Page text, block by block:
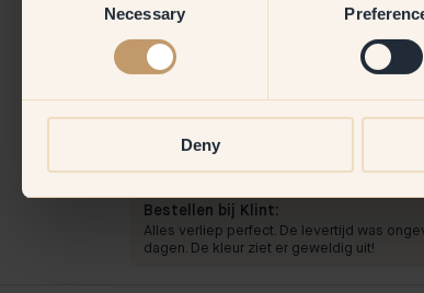
Necessary
Deny
Productafbeelding
Om mee te verven:
De kleur verspreidde zich heel goed,
Bestellen bij Klint:
Alles verliep perfect. De levertijd was
dagen. De kleur ziet er geweldig uit!